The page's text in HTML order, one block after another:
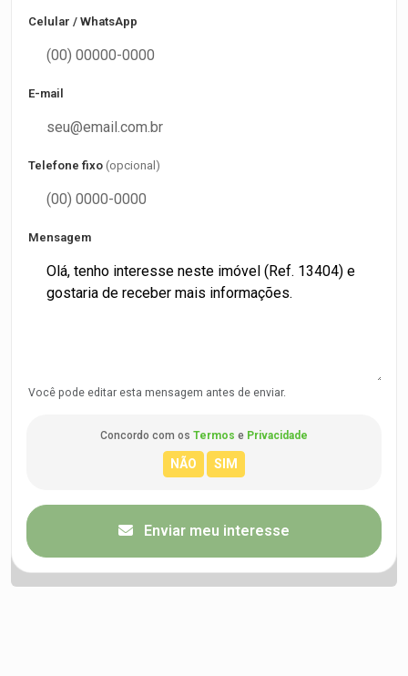
Celular / WhatsApp
E-mail
Telefone fixo (opcional)
Mensagem
Você pode editar esta mensagem antes de enviar.
Concordo com os Termos e Privacidade
Enviar meu interesse